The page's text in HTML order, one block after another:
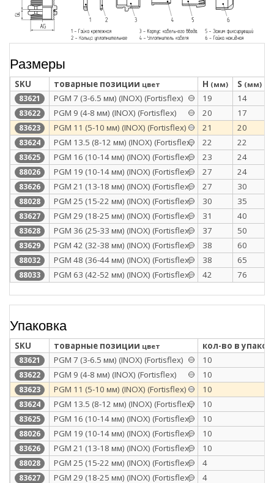
Размеры
SKU товарные позиции цвет H (мм) S (мм)
83621 PGМ 7 (3-6.5 мм) (INOX) (Fortisflex) 19 14
83622 PGМ 9 (4-8 мм) (INOX) (Fortisflex) 20 17
83623 PGМ 11 (5-10 мм) (INOX) (Fortisflex) 21 20
83624 PGМ 13.5 (8-12 мм) (INOX) (Fortisflex) 22 22
83625 PGМ 16 (10-14 мм) (INOX) (Fortisflex) 23 24
88026 PGM 19 (10-14 мм) (INOX) (Fortisflex) 27 24
83626 PGМ 21 (13-18 мм) (INOX) (Fortisflex) 27 30
88028 PGM 25 (15-22 мм) (INOX) (Fortisflex) 30 35
83627 PGМ 29 (18-25 мм) (INOX) (Fortisflex) 31 40
83628 PGМ 36 (25-33 мм) (INOX) (Fortisflex) 37 50
83629 PGМ 42 (32-38 мм) (INOX) (Fortisflex) 38 60
88032 PGM 48 (36-44 мм) (INOX) (Fortisflex) 38 65
88033 PGM 63 (42-52 мм) (INOX) (Fortisflex) 42 76
Упаковка
SKU товарные позиции цвет кол-во в
83621 PGМ 7 (3-6.5 мм) (INOX) (Fortisflex) 10
83622 PGМ 9 (4-8 мм) (INOX) (Fortisflex) 10
83623 PGМ 11 (5-10 мм) (INOX) (Fortisflex) 10
83624 PGМ 13.5 (8-12 мм) (INOX) (Fortisflex) 10
83625 PGМ 16 (10-14 мм) (INOX) (Fortisflex) 10
88026 PGM 19 (10-14 мм) (INOX) (Fortisflex) 10
83626 PGМ 21 (13-18 мм) (INOX) (Fortisflex) 10
88028 PGM 25 (15-22 мм) (INOX) (Fortisflex) 4
83627 PGМ 29 (18-25 мм) (INOX) (Fortisflex) 4